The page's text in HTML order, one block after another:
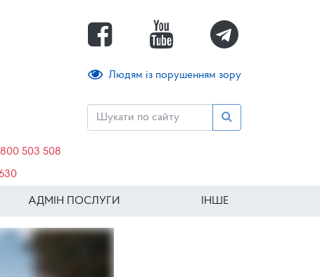
Людям із порушенням зору
503 508
АДМІН ПОСЛУГИ ІНШЕ